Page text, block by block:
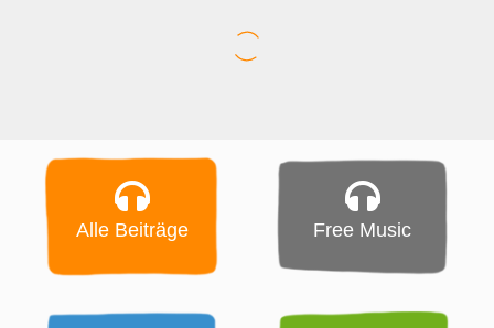
Alle Beiträge Free Music